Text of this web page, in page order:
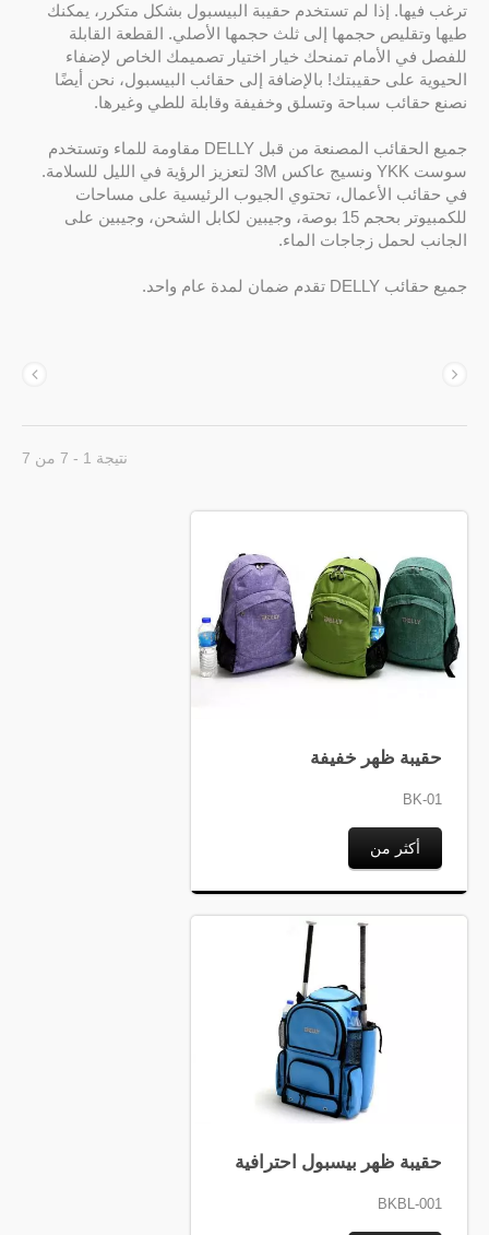
ترغب فيها. إذا لم تستخدم حقيبة البيسبول بشكل متكرر، يمكنك
طيها وتقليص حجمها إلى ثلث حجمها الأصلي. القطعة القابلة
للفصل في الأمام تمنحك خيار اختيار تصميمك الخاص لإضفاء
الحيوية على حقيبتك! بالإضافة إلى حقائب البيسبول، نحن أيضًا
نصنع حقائب سباحة وتسلق وخفيفة وقابلة للطي وغيرها.
جميع الحقائب المصنعة من قبل DELLY مقاومة للماء وتستخدم
سوست YKK ونسيج عاكس 3M لتعزيز الرؤية في الليل للسلامة.
في حقائب الأعمال، تحتوي الجيوب الرئيسية على مساحات
للكمبيوتر بحجم 15 بوصة، وجيبين لكابل الشحن، وجيبين على
الجانب لحمل زجاجات الماء.
جميع حقائب DELLY تقدم ضمان لمدة عام واحد.
نتيجة 1 - 7 من 7
حقيبة ظهر خفيفة
BK-01
أكثر من
حقيبة ظهر بيسبول احترافية
BKBL-001